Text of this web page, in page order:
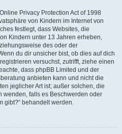
Privacy Protection Act of 1998
von Kindern im Internet von
festlegt, dass Websites, die
Kindern unter 13 Jahren erheben,
des oder der
du dir unsicher bist, ob dies auf dich
versuchst, zutrifft, ziehe einen
dass phpBB Limited und der
anbieten kann und nicht die
jeglicher Art ist; außer solchen, die
wenden, falls es Beschwerden oder
gibt?“ behandelt werden.